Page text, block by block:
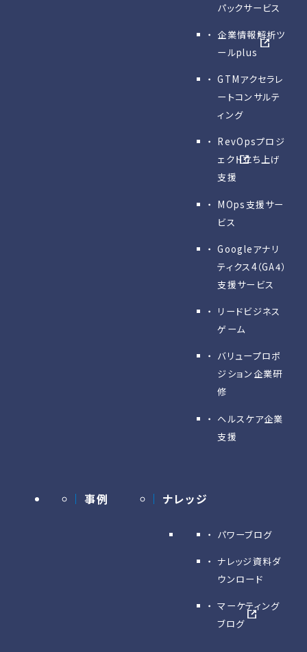
パックサービス
企業情報解析ツ
ールplus
GTMアクセラレ
ートコンサルテ
ィング
RevOpsプロジ
ェクト立ち上げ
支援
MOps支援サー
ビス
Googleアナリ
ティクス4（GA4）
支援サービス
リードビジネス
ゲーム
バリュープロポ
ジション企業研
修
ヘルスケア企業
支援
事例 ナレッジ
パワーブログ
ナレッジ資料ダ
ウンロード
マーケティング
ブログ